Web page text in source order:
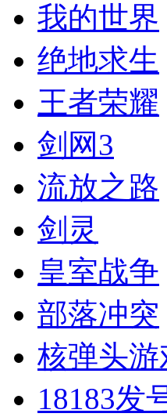
我的世界
绝地求生
王者荣耀
剑网3
流放之路
剑灵
皇室战争
部落冲突
核弹头游
18183发